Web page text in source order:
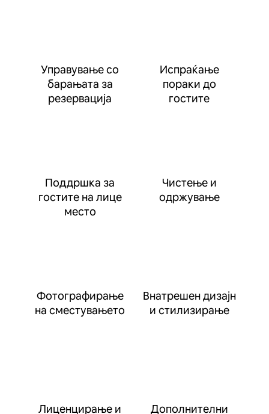
Управување со
барањата за
резервација
Испраќање
пораки до
гостите
Поддршка за
гостите на лице
место
Чистење и
одржување
Фотографирање
на сместувањето
Внатрешен дизајн
и стилизирање
Лиценцирање и Дополнителни